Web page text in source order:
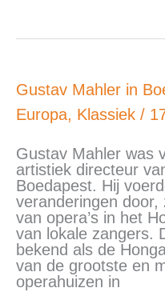
Gustav Mahler in
Europa, Klassiek /
Gustav Mahler was
artistiek directeur
Boedapest. Hij
veranderingen door,
van opera’s in het
van lokale zangers.
bekend als de
van de grootste en
operahuizen in
Gustav
in
(1888-
1891)